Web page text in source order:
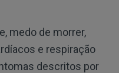
medo de morrer,
e respiração
descritos por